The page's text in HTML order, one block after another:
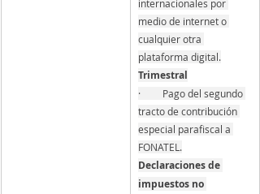
internacionales por
medio de internet o
cualquier otra
plataforma digital.
Trimestral
·         Pago del segundo
tracto de contribución
especial parafiscal a
FONATEL.
Declaraciones de
impuestos no